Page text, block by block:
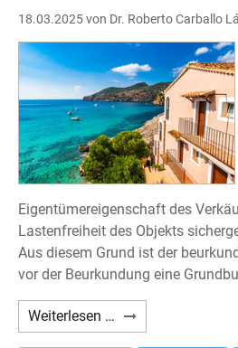
18.03.2025von Dr. Roberto Carballo
Eigentümereigenschaft des
Lastenfreiheit des Objekts
Aus diesem Grund ist der
vor der Beurkundung eine
Weiterlesen … Erwerb
einer